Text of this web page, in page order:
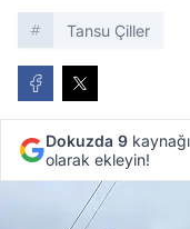
Tansu Çiller
Dokuzda 9
olarak ekleyin!